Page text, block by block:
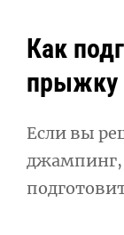
Как
прыжку
Если вы
джампинг,